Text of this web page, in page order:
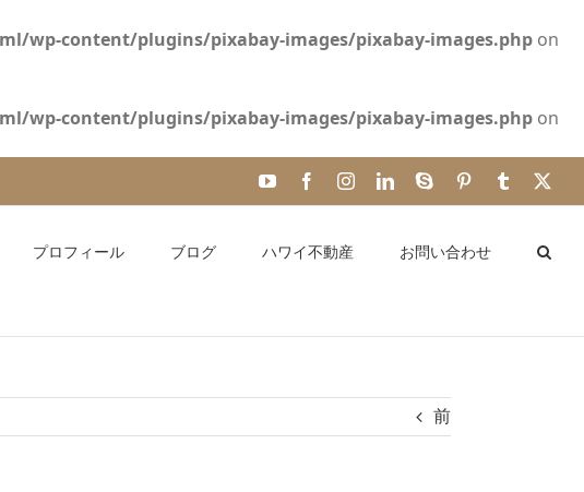
wp-content/plugins/pixabay-images/pixabay-images.php on
wp-content/plugins/pixabay-images/pixabay-images.php on
YouTubeFacebookInstagramLinkedInSkype PinterestTumblr
プロフィール ブログ ハワイ不動産 お問い合わせ
前